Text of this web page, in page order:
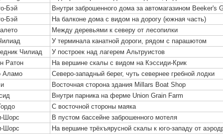
Бэй
Внутри заброшенного дома за автомагазином Beeker's
Бэй
На балконе дома с видом на дорогу (южная часть)
Между деревьями к северу от лесопилки
У терминала канатной дороги, рядом с парашютом
Чилиад
У построек над лагерем Альтруистов
Ратон
На вершине скалы с видом на Кэссиди-Крик
Аламо
Северо-западный берег, чуть севернее гребной лодки
Восточная сторона здания Millars Boat Shop
Внутри парника на ферме Union Grain Farm
С восточной стороны маяка
Шорс
В пустом бассейне заброшенного мотеля
Шорс
На вершине трёхъярусной скалы к юго-западу от